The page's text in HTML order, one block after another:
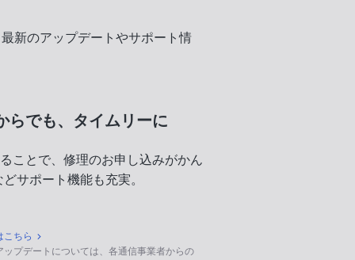
新のアップデートやサポート情
でも、 タイムリーに
ことで、修理のお申し込みがかん
サポート機能も充実。
こちら
プデートについては、各通信事業者からの